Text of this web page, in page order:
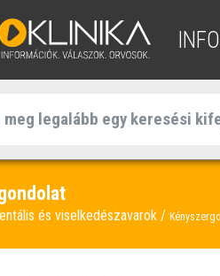
és viselkedészavarok